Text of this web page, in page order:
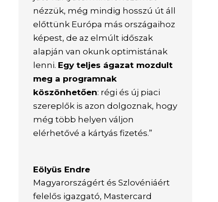
nézzük, még mindig hosszú út áll
előttünk Európa más országaihoz
képest, de az elmúlt időszak
alapján van okunk optimistának
lenni. Egy teljes ágazat mozdult
meg a programnak
köszönhetően: régi és új piaci
szereplők is azon dolgoznak, hogy
még több helyen váljon
elérhetővé a kártyás fizetés.”
Eölyüs Endre
Magyarországért és Szlovéniáért
felelős igazgató, Mastercard